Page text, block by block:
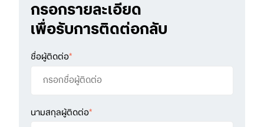
กรอกรายละเอียด
เพื่อรับการติดต่อกลับ
ชื่อผู้ติดต่อ*
นามสกุลผู้ติดต่อ*